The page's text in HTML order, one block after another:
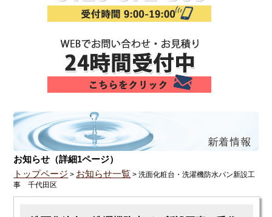
お知らせ（詳細1ページ）
トップページ > お知らせ一覧 > 洗面化粧台・洗濯機防水パン新設工
事 千代田区